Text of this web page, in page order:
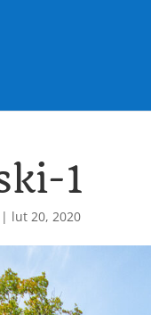
1
| lut 20, 2020